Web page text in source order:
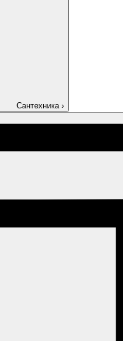
Сантехника ›